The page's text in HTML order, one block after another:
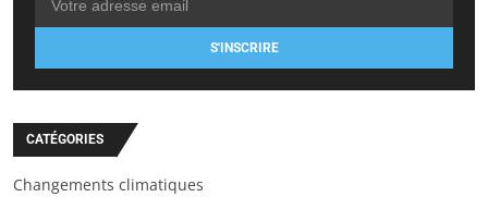
S'INSCRIRE
CATÉGORIES
Changements climatiques